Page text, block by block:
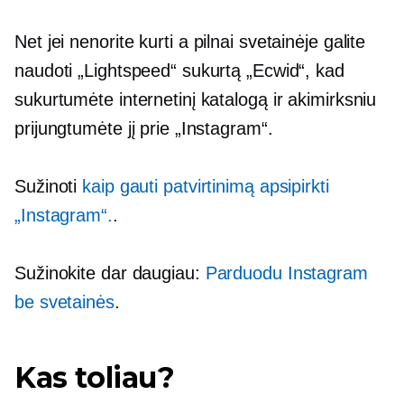
Net jei nenorite kurti a pilnaisvetainėje galite
naudoti „Lightspeed“ sukurtą „Ecwid“, kad
sukurtumėte internetinį katalogą ir akimirksniu
prijungtumėte jį prie „Instagram“.
Sužinoti kaip gauti patvirtinimą apsipirkti
„Instagram“..
Sužinokite dar daugiau: Parduodu Instagram
be svetainės.
Kas toliau?